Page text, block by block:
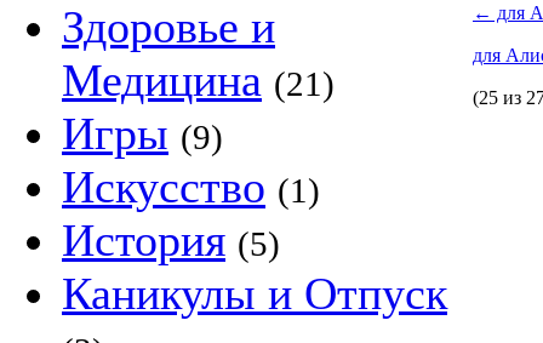
Здоровье и
Медицина (21)
Игры (9)
Искусство (1)
История (5)
Каникулы и Отпуск
← для
для
(25 из